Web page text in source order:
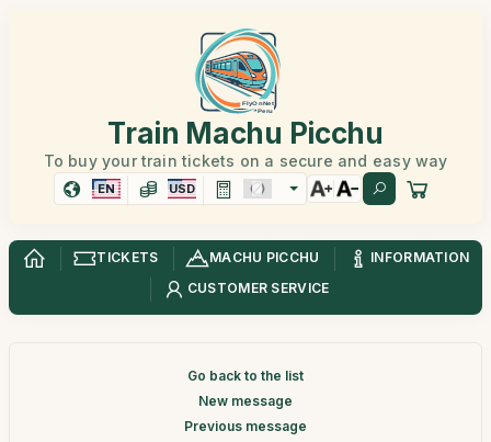
Train Machu Picchu
To buy your train tickets on a secure and easy way
EN USD
TICKETS MACHU PICCHU
INFORMATION
CUSTOMER SERVICE
Go back to the list
New message
Previous message